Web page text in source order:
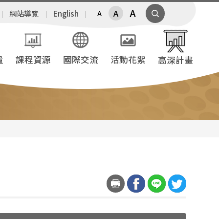
網站導覽 English A A A
課程資源 國際交流 活動花絮 高深計畫